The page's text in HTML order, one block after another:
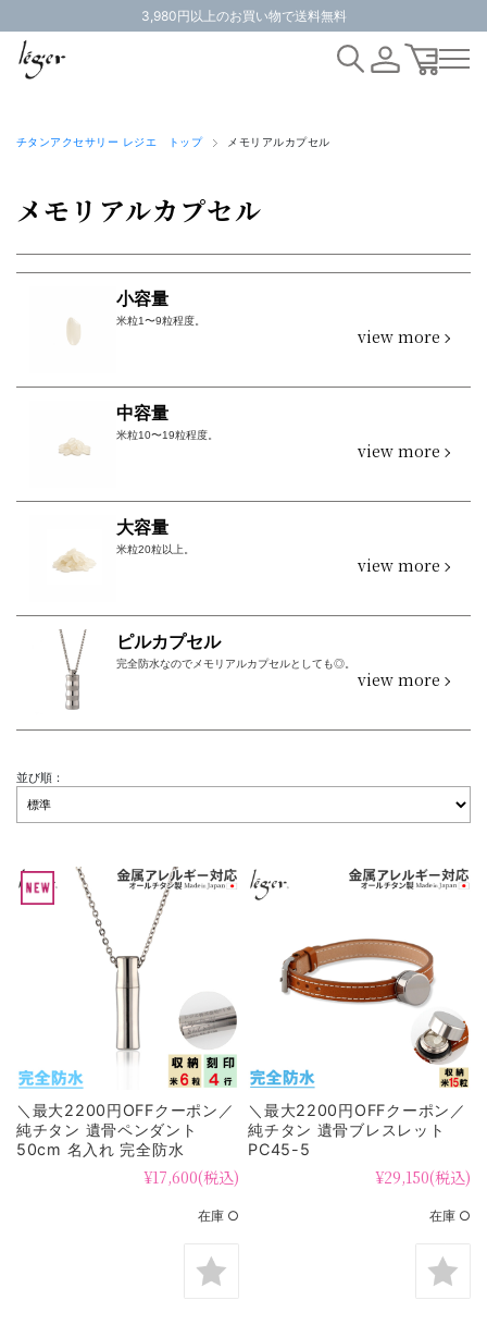
3,980円以上のお買い物で送料無料
チタンアクセサリー レジエ トップ メモリアルカプセル
メモリアルカプセル
小容量
米粒1〜9粒程度。
view more
中容量
米粒10〜19粒程度。
view more
大容量
米粒20粒以上。
view more
ピルカプセル
完全防水なのでメモリアルカプセルとしても◎。
view more
並び順：
＼最大2200円OFFクーポン／
純チタン 遺骨ペンダント
50cm 名入れ 完全防水
¥17,600(税込)
在庫 ○
＼最大2200円OFFクーポン／
純チタン 遺骨ブレスレット
PC45-5
¥29,150(税込)
在庫 ○